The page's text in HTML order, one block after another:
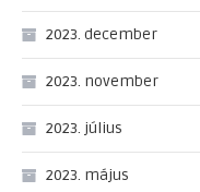
2023. december
2023. november
2023. július
2023. május